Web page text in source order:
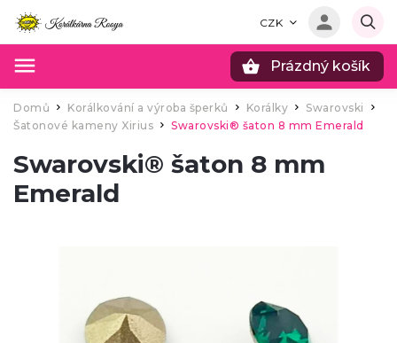
CZK
Prázdný košík
Domů / Korálkování a výroba šperků Korálky / Swarovski
Šatonové kameny Xirius / Swarovski® šaton 8 mm Emerald
Swarovski® šaton 8 mm
Emerald